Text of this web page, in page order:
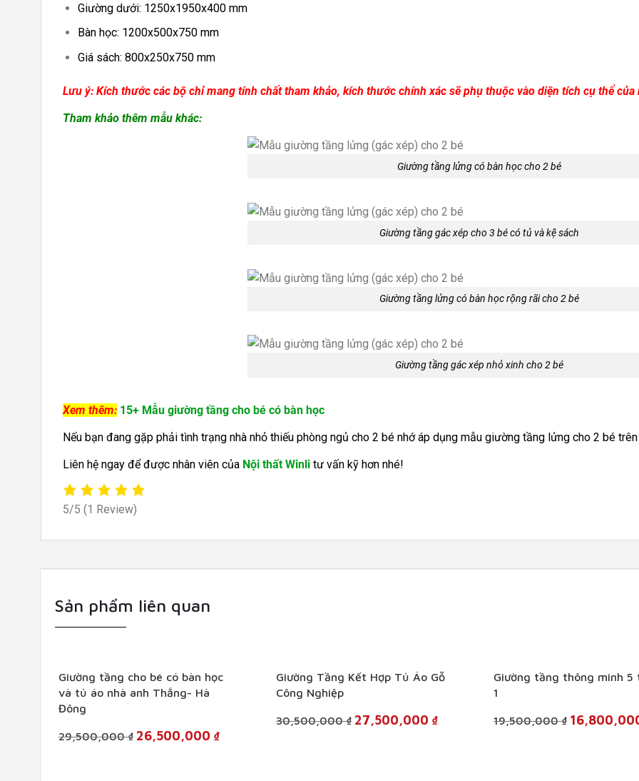
Giường dưới: 1250x1950x400 mm
Bàn học: 1200x500x750 mm
Giá sách: 800x250x750 mm
Lưu ý: Kích thước các bộ chỉ mang tính chất tham khảo, kích thước chính xác sẽ phụ thuộc vào diện tích cụ thể của
Tham khảo thêm mẫu khác:
Giường tầng lửng có bàn học cho 2 bé
Giường tầng gác xép cho 3 bé có tủ và kệ sách
Giường tầng lửng có bàn học rộng rãi cho 2 bé
Giường tầng gác xép nhỏ xinh cho 2 bé
Xem thêm: 15+ Mẫu giường tầng cho bé có bàn học
Nếu bạn đang gặp phải tình trạng nhà nhỏ thiếu phòng ngủ cho 2 bé nhớ áp dụng mẫu giường tầng lửng cho 2 bé
Liên hệ ngay để được nhân viên của Nội thất Winli tư vấn kỹ hơn nhé!
5/5 (1 Review)
Sản phẩm liên quan
Giường tầng cho bé có bàn học
và tủ áo nhà anh Thắng- Hà
Đông
29,500,000₫ Original
price
26,500,000 ₫Current
Giường Tầng Kết Hợp Tủ Áo Gỗ
Công Nghiệp
30,500,000₫ Original
price
27,500,000 ₫Current
Giường tầng thông minh 5
1
19,500,000₫ Original
price